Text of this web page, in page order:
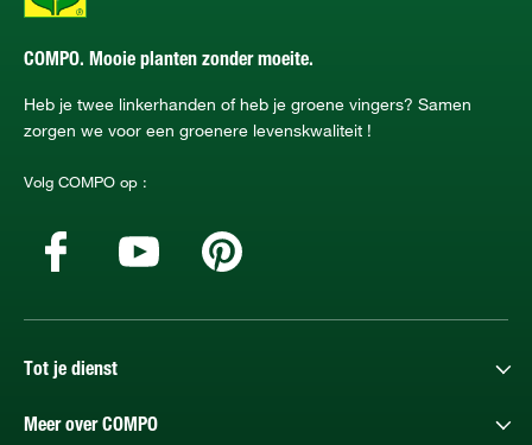
COMPO. Mooie planten zonder moeite.
Heb je twee linkerhanden of heb je groene vingers? Samen
zorgen we voor een groenere levenskwaliteit !
Volg COMPO op :
Tot je dienst
Meer over COMPO